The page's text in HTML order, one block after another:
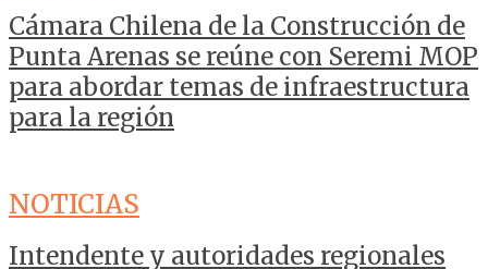
Cámara Chilena de la Construcción de
Punta Arenas se reúne con Seremi MOP
para abordar temas de infraestructura
para la región
NOTICIAS
Intendente y autoridades regionales